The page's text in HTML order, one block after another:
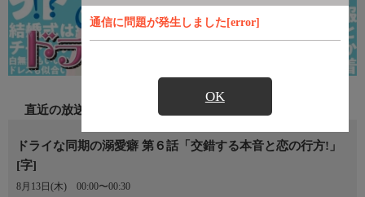
通信に問題が発生しました[error]
OK
直近の放送
ドライな同期の溺愛癖 第６話「交錯する本音と恋の行方!」
[字]
8月13日(木) 00:00〜00:30